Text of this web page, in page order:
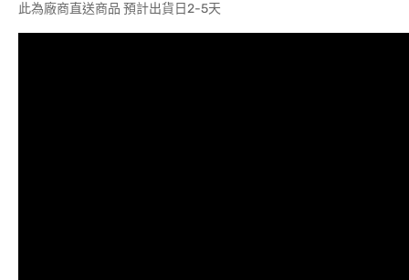
此為廠商直送商品 預計出貨日2-5天